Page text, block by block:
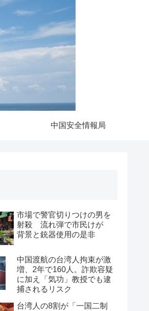
中国安全情報局
市場で警官切りつけの男を
射殺 流れ弾で市民けが
背景と銃器使用の是非
中国渡航の台湾人拘束が激
増、2年で160人。詐欺容疑
に加え「気功」教授でも逮
捕されるリスク
台湾人の8割が「一国二制